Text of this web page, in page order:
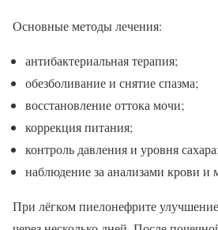
Основные методы лечения:
антибактериальная терапия;
обезболивание и снятие спазма;
восстановление оттока мочи;
коррекция питания;
контроль давления и уровня сахара;
наблюдение за анализами крови и
При лёгком пиелонефрите